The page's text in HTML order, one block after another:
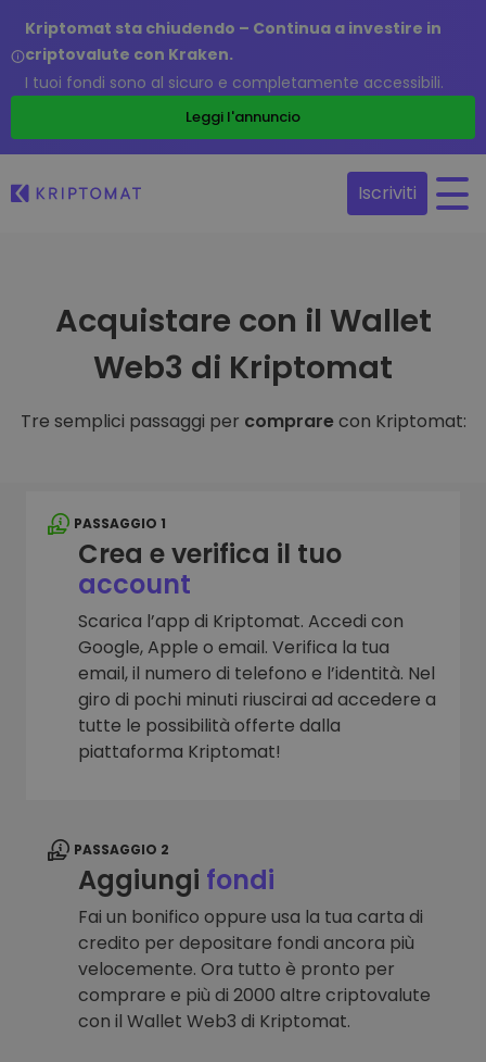
Kriptomat sta chiudendo – Continua a investire in
criptovalute con Kraken.
I tuoi fondi sono al sicuro e completamente accessibili.
Leggi l'annuncio
Iscriviti
Acquistare con il Wallet
Web3 di Kriptomat
Tre semplici passaggi per comprarecon Kriptomat:
PASSAGGIO 1
Crea e verifica il tuo
account
Scarica l’app di Kriptomat. Accedi con
Google, Apple o email. Verifica la tua
email, il numero di telefono e l’identità. Nel
giro di pochi minuti riuscirai ad accedere a
tutte le possibilità offerte dalla
piattaforma Kriptomat!
PASSAGGIO 2
Aggiungi fondi
Fai un bonifico oppure usa la tua carta di
credito per depositare fondi ancora più
velocemente. Ora tutto è pronto per
comprare e più di 2000 altre criptovalute
con il Wallet Web3 di Kriptomat.